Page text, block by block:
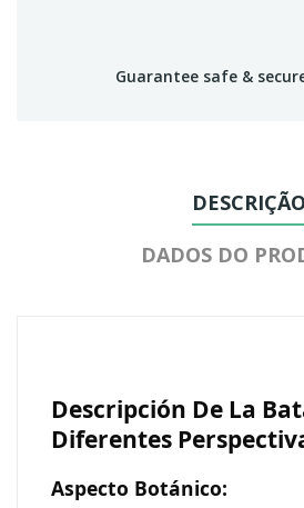
Guarantee safe &
DESCRIÇÃO
DADOS DO
Descripción De La
Diferentes
Aspecto Botánico: